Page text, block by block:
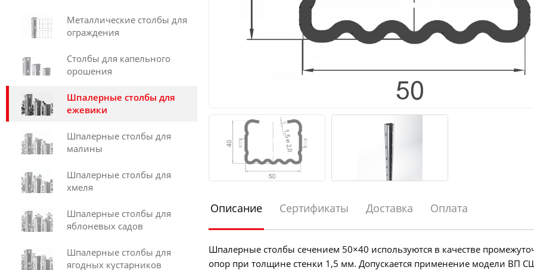
Металлические столбы для
ограждения
Столбы для капельного
орошения
Шпалерные столбы для
ежевики
Шпалерные столбы для
малины
Шпалерные столбы для
хмеля
Шпалерные столбы для
яблоневых садов
Шпалерные столбы для
ягодных кустарников
Описание Сертификаты Доставка Оплата
Шпалерные столбы сечением 50×40 используются в качестве
опор при толщине стенки 1,5 мм. Допускается применение модели ВП